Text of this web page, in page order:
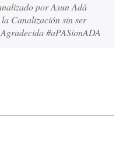
por Asun Adá
Canalización sin ser
#aPASionADA